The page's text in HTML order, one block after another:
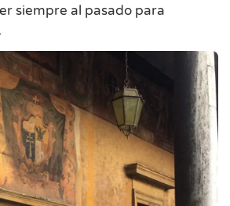
siempre al pasado para